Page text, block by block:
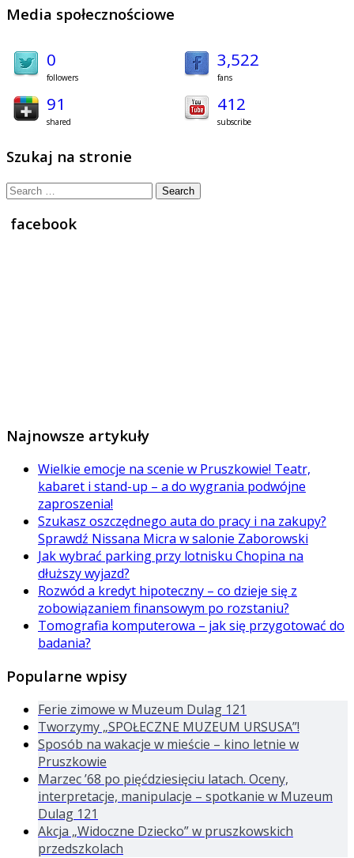
Media społecznościowe
0
followers
3,522
fans
91
shared
412
subscribe
Szukaj na stronie
Search
facebook
Najnowsze artykuły
Wielkie emocje na scenie w Pruszkowie! Teatr,
kabaret i stand-up – a do wygrania podwójne
zaproszenia!
Szukasz oszczędnego auta do pracy i na zakupy?
Sprawdź Nissana Micra w salonie Zaborowski
Jak wybrać parking przy lotnisku Chopina na
dłuższy wyjazd?
Rozwód a kredyt hipoteczny – co dzieje się z
zobowiązaniem finansowym po rozstaniu?
Tomografia komputerowa – jak się przygotować do
badania?
Popularne wpisy
Ferie zimowe w Muzeum Dulag 121
Tworzymy „SPOŁECZNE MUZEUM URSUSA”!
Sposób na wakacje w mieście – kino letnie w
Pruszkowie
Marzec ’68 po pięćdziesięciu latach. Oceny,
interpretacje, manipulacje – spotkanie w Muzeum
Dulag 121
Akcja „Widoczne Dziecko” w pruszkowskich
przedszkolach